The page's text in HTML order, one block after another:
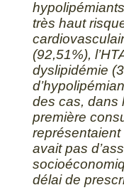
très haut
(92,51%),
dyslipidémie
des cas, dans
première
représentaient
avait pas
délai de